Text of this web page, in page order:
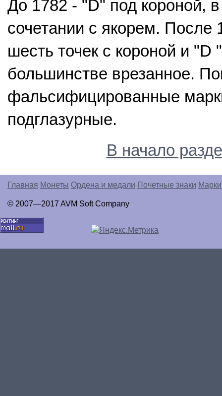
До 1782 - "D" под короной,
сочетании с якорем.
шесть точек с короной и
большинстве врезанное.
фальсифицированные
подглазурные.
В начало
Главная Монеты Ордена и медали Почетные знаки Марки
© 2007—2017 AVM Soft Company